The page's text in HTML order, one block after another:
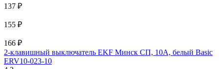
137 ₽
155 ₽
166 ₽
2-клавишный выключатель EKF Минск СП, 10А, белый Basic
ERV10-023-10